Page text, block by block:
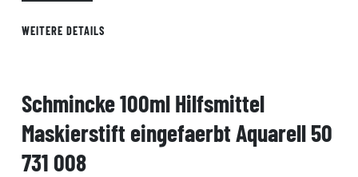
WEITERE DETAILS
Schmincke 100ml Hilfsmittel
Maskierstift eingefaerbt Aquarell 50
731 008